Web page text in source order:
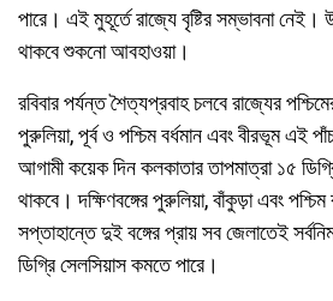
পারে। এই মুহূর্তে রাজ্যে বৃষ্টির সম্ভাবনা নেই।
থাকবে শুকনো আবহাওয়া।
রবিবার পর্যন্ত শৈত্যপ্রবাহ চলবে রাজ্যের
পুরুলিয়া, পূর্ব ও পশ্চিম বর্ধমান এবং বীরভূম এই
আগামী কয়েক দিন কলকাতার তাপমাত্রা ১৫
থাকবে। দক্ষিণবঙ্গের পুরুলিয়া, বাঁকুড়া এবং পশ্চিম
সপ্তাহান্তে দুই বঙ্গের প্রায় সব জেলাতেই
ডিগ্রি সেলসিয়াস কমতে পারে।